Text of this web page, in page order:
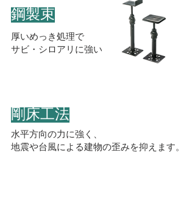
​鋼製束
​厚いめっき処理で
サビ・シロアリに強い
​剛床工法
水平方向の力に強く、
​地震や台風による建物の歪みを抑えます。